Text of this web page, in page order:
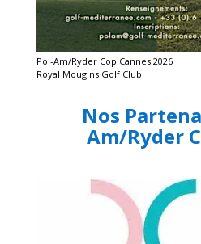
Pol-Am/Ryder Cop Cannes 2026
Royal Mougins Golf Club
Nos
Am/Ryder